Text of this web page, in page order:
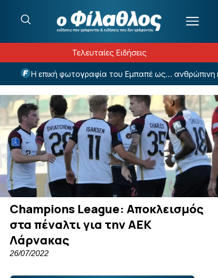
Τελευταίες Ειδήσεις
Η επική φωτογραφία του Εμπαπέ ως… ανθρώπινη
Champions League: Αποκλεισμός
στα πέναλτι για την ΑΕΚ
Λάρνακας
26/07/2022